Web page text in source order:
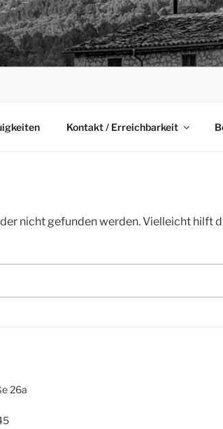
Kontakt / Erreichbarkeit
nicht gefunden werden. Vielleicht hilft
26a